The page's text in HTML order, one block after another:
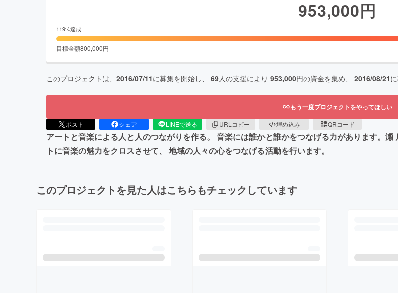
953,000円
119%達成
目標金額800,000円
このプロジェクトは、 2016/07/11に募集を開始し、 69人の支援により 953,000円の資金を集め、 2016/08/21
もう一度プロジェクトをやってほしい
ポスト シェア LINEで送る URLコピー 埋め込み QRコード
アートと音楽による人と人のつながりを作る。 音楽には誰かと誰かをつなげる⼒があります。
トに音楽の魅⼒をクロスさせて、 地域の人々の⼼をつなげる活動を⾏います。
このプロジェクトを見た人はこちらもチェックしています